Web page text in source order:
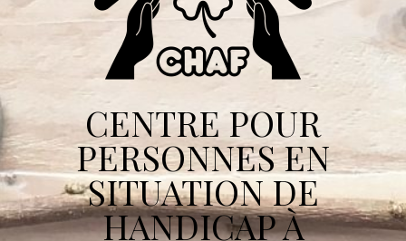
CENTRE POUR
PERSONNES EN
SITUATION DE
HANDICAP À